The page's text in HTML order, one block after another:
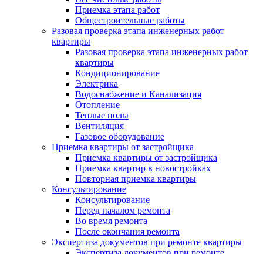
Приемка этапа работ
Общестроительные работы
Разовая проверка этапа инженерных работ
квартиры
Разовая проверка этапа инженерных работ
квартиры
Кондиционирование
Электрика
Водоснабжение и Канализация
Отопление
Теплые полы
Вентиляция
Газовое оборудование
Приемка квартиры от застройщика
Приемка квартиры от застройщика
Приемка квартир в новостройках
Повторная приемка квартиры
Консультирование
Консультирование
Перед началом ремонта
Во время ремонта
После окончания ремонта
Экспертиза документов при ремонте квартиры